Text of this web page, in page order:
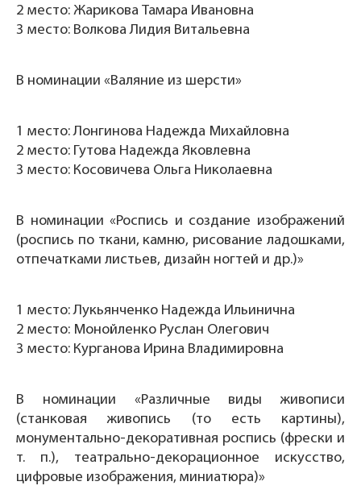
2 место: Жарикова Тамара Ивановна
3 место: Волкова Лидия Витальевна
В номинации «Валяние из шерсти»
1 место: Лонгинова Надежда Михайловна
2 место: Гутова Надежда Яковлевна
3 место: Косовичева Ольга Николаевна
В номинации «Роспись и создание изображений
(роспись по ткани, камню, рисование ладошками,
отпечатками листьев, дизайн ногтей и др.)»
1 место: Лукьянченко Надежда Ильинична
2 место: Монойленко Руслан Олегович
3 место: Курганова Ирина Владимировна
В номинации «Различные виды живописи
(станковая живопись (то есть картины),
монументально-декоративная роспись (фрески и
т. п.), театрально-декорационное искусство,
цифровые изображения, миниатюра)»